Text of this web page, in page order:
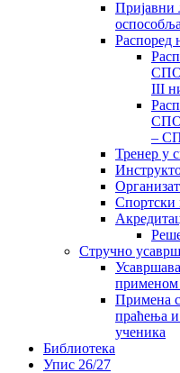
Пријавни
Распоред
III
–
Тренер у
Спортски
Стручно
применом
Примена
праћења и
ученика
Библиотека
Упис 26/27